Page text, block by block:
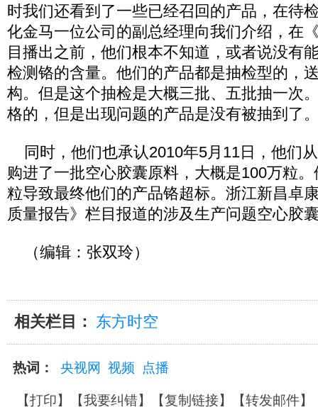
时我们还看到了一些已经召回的产品，在待
化金马一位公司的副总经理向我们介绍，在
目播出之前，他们根本不知道，或者说没有
检测铬的含量。他们的产品都是抽检型的，
构。但是这个抽检是大概三批、五批抽一次
格的，但是出现问题的产品是没有被抽到了
同时，他们也承认2010年5月11日，他们
购进了一批空心胶囊原料，大概是100万粒
粒导致最终他们的产品铬超标。浙江新昌卓
质量报告》栏目报道的涉及生产问题空心胶
（编辑：张双玲）
相关栏目： 东方时空
热词： 央视网 视频 点播
【打印】【我要纠错】【复制链接】【转发邮件】